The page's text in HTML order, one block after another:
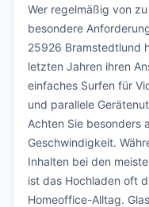
Wer regelmäßig von
besondere
25926 Bramstedtlund
letzten Jahren ihren
einfaches Surfen für
und parallele
Achten Sie besonders
Geschwindigkeit.
Inhalten bei den
ist das Hochladen oft
Homeoffice-Alltag.